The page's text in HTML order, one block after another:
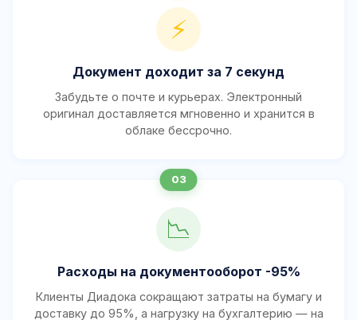
⚡
Документ доходит за 7 секунд
Забудьте о почте и курьерах. Электронный
оригинал доставляется мгновенно и хранится в
облаке бессрочно.
📉
Расходы на документооборот -95%
Клиенты Диадока сокращают затраты на бумагу и
доставку до 95%, а нагрузку на бухгалтерию — на